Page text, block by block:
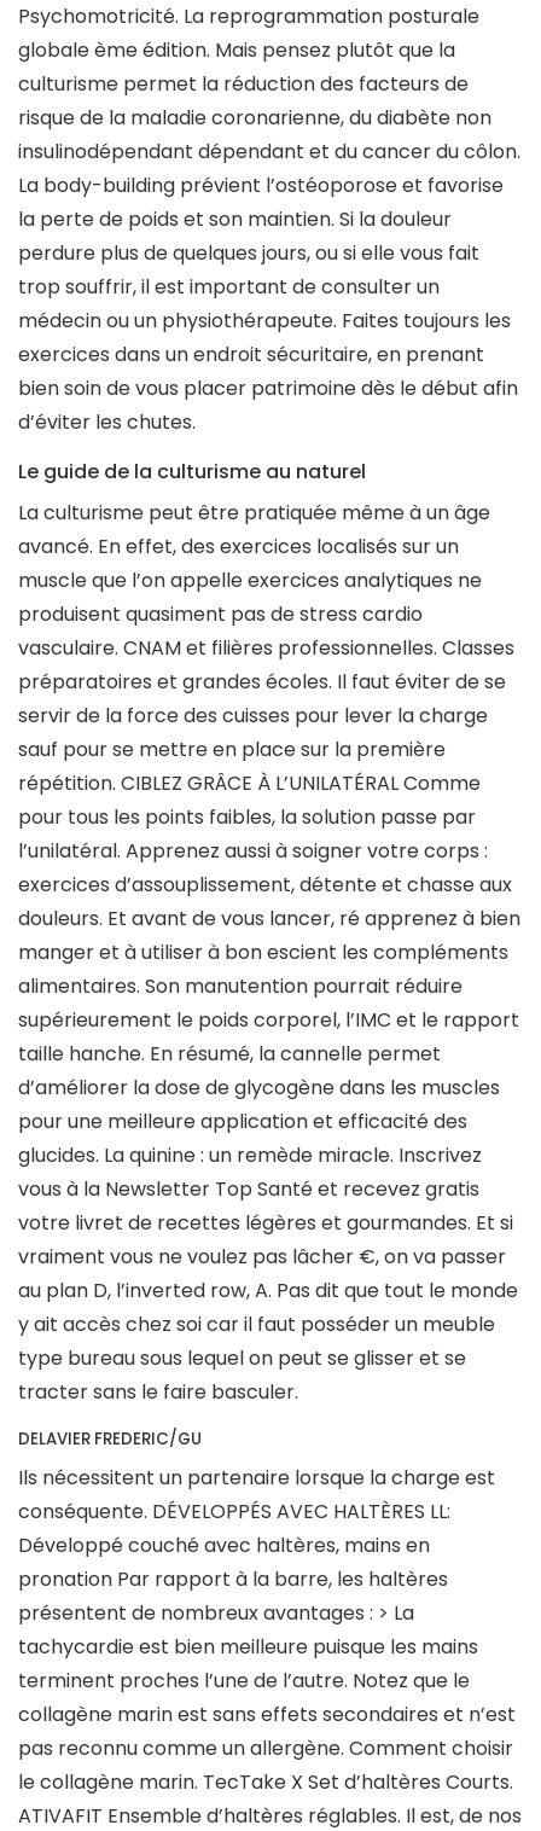
Psychomotricité. La reprogrammation posturale
globale ème édition. Mais pensez plutôt que la
culturisme permet la réduction des facteurs de
risque de la maladie coronarienne, du diabète non
insulinodépendant dépendant et du cancer du côlon.
La body-building prévient l’ostéoporose et favorise
la perte de poids et son maintien. Si la douleur
perdure plus de quelques jours, ou si elle vous fait
trop souffrir, il est important de consulter un
médecin ou un physiothérapeute. Faites toujours les
exercices dans un endroit sécuritaire, en prenant
bien soin de vous placer patrimoine dès le début afin
d’éviter les chutes.
Le guide de la culturisme au naturel
La culturisme peut être pratiquée même à un âge
avancé. En effet, des exercices localisés sur un
muscle que l’on appelle exercices analytiques ne
produisent quasiment pas de stress cardio
vasculaire. CNAM et filières professionnelles. Classes
préparatoires et grandes écoles. Il faut éviter de se
servir de la force des cuisses pour lever la charge
sauf pour se mettre en place sur la première
répétition. CIBLEZ GRÂCE À L’UNILATÉRAL Comme
pour tous les points faibles, la solution passe par
l’unilatéral. Apprenez aussi à soigner votre corps :
exercices d’assouplissement, détente et chasse aux
douleurs. Et avant de vous lancer, ré apprenez à bien
manger et à utiliser à bon escient les compléments
alimentaires. Son manutention pourrait réduire
supérieurement le poids corporel, l’IMC et le rapport
taille hanche. En résumé, la cannelle permet
d’améliorer la dose de glycogène dans les muscles
pour une meilleure application et efficacité des
glucides. La quinine : un remède miracle. Inscrivez
vous à la Newsletter Top Santé et recevez gratis
votre livret de recettes légères et gourmandes. Et si
vraiment vous ne voulez pas lâcher €, on va passer
au plan D, l’inverted row, A. Pas dit que tout le monde
y ait accès chez soi car il faut posséder un meuble
type bureau sous lequel on peut se glisser et se
tracter sans le faire basculer.
DELAVIER FREDERIC/GU
Ils nécessitent un partenaire lorsque la charge est
conséquente. DÉVELOPPÉS AVEC HALTÈRES LL:
Développé couché avec haltères, mains en
pronation Par rapport à la barre, les haltères
présentent de nombreux avantages : > La
tachycardie est bien meilleure puisque les mains
terminent proches l’une de l’autre. Notez que le
collagène marin est sans effets secondaires et n’est
pas reconnu comme un allergène. Comment choisir
le collagène marin. TecTake X Set d’haltères Courts.
ATIVAFIT Ensemble d’haltères réglables. Il est, de nos